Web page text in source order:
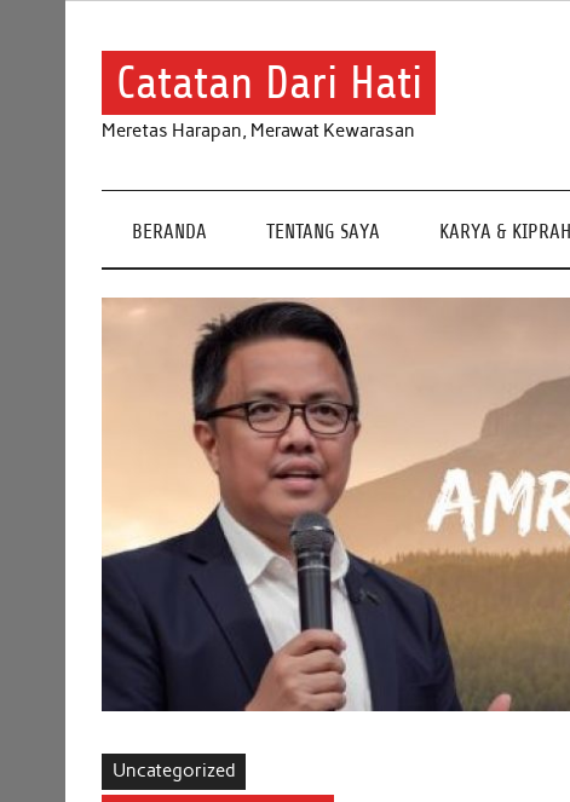
Catatan Dari Hati
Meretas Harapan, Merawat Kewarasan
BERANDA TENTANG SAYA KARYA & KIPRAH
Uncategorized